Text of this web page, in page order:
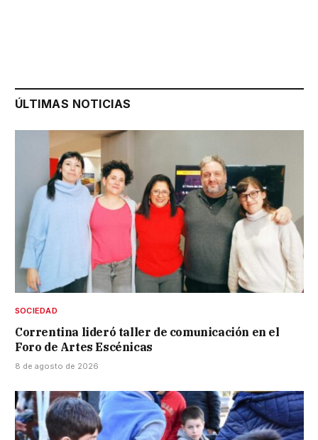
ÚLTIMAS NOTICIAS
SOCIEDAD
Correntina lideró taller de comunicación en el
Foro de Artes Escénicas
8 de agosto de 2026